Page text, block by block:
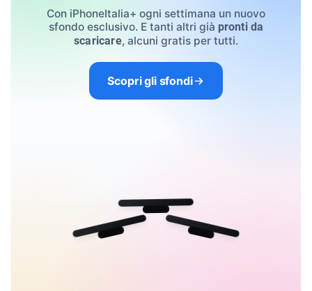
Con iPhoneItalia+ ogni settimana un nuovo
sfondo esclusivo. E tanti altri già pronti da
scaricare, alcuni gratis per tutti.
Scopri gli sfondi